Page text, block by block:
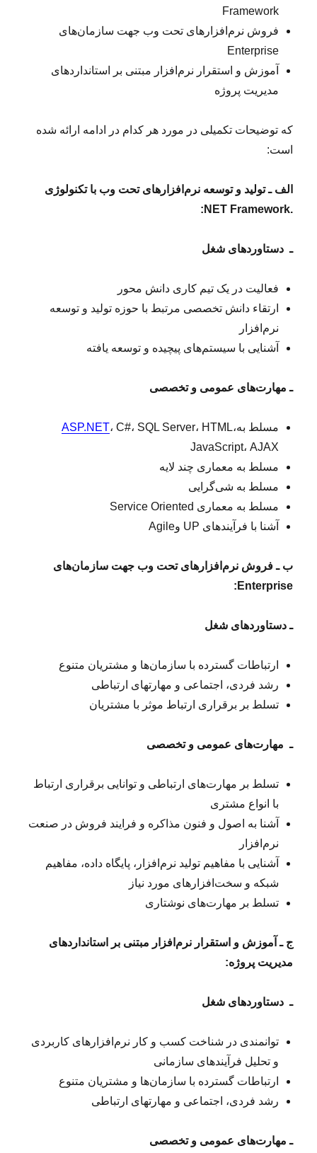
Framework
فروش نرم‌افزار‌های تحت وب جهت سازمان‌های
Enterprise
آموزش و استقرار نرم‌افزار‌ مبتنی بر استانداردهای
مدیریت پروژه
که توضیحات تکمیلی در مورد هر کدام در ادامه ارائه شده
است:
الف ـ تولید و توسعه نرم‌افزارهای تحت وب با تکنولوژی
.NET Framework
:
ـ دستاوردهای شغل
فعالیت در یک تیم کاری دانش محور
ارتقاء دانش تخصصی مرتبط با حوزه تولید و توسعه
نرم‌افزار
آشنایی با سیستم‌های پیچیده و توسعه یافته
ـ مهارت‌های عمومی و تخصصی
مسلط به ASP.NET، C#، SQL Server، HTML،
JavaScript، AJAX
مسلط به معماری چند لایه
مسلط به شی‌گرایی
مسلط به معماری Service Oriented
آشنا با فرآیندهای UP وAgile
ب ـ فروش نرم‌افزار‌های تحت وب جهت سازمان‌های
Enterprise
:
ـدستاوردهای شغل
ارتباطات گسترده با سازمان‌ها و مشتریان متنوع
رشد فردی، اجتماعی و مهارتهای ارتباطی
تسلط بر برقراری ارتباط موثر با مشتریان
ـ مهارت‌های عمومی و تخصصی
تسلط بر مهارت‌های ارتباطی و توانایی برقراری ارتباط
با انواع مشتری
آشنا به اصول و فنون مذاکره و فرایند فروش در صنعت
نرم‌افزار
آشنایی با مفاهیم تولید نرم‌افزار، پایگاه داده، مفاهیم
شبکه و سخت‌افزارهای مورد نیاز
تسلط بر مهارت‌های نوشتاری
ج ـ آموزش و استقرار نرم‌افزار‌ مبتنی بر استانداردهای
مدیریت پروژه:
ـدستاوردهای شغل
توانمندی در شناخت کسب و کار نرم‌افزارهای کاربردی
و تحلیل فرآیندهای سازمانی
ارتباطات گسترده با سازمان‌ها و مشتریان متنوع
رشد فردی، اجتماعی و مهارتهای ارتباطی
ـ مهارت‌های عمومی و تخصصی